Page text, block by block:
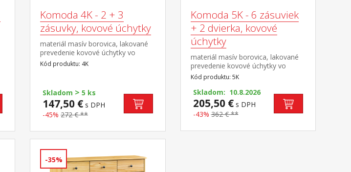
Komoda 4K - 2 + 3
zásuvky, kovové úchytky
materiál masív borovica, lakované
prevedenie kovové úchytky vo
farebnom prevedení černená
mosadz 2 úzke a 3 široké zásuvky s
27,5 cm
Kód produktu: 4K
Skladom > 5 ks
147,50 € s DPH
-45% 272 € **
Komoda 5K - 6 zásuviek
+ 2 dvierka, kovové
úchytky
materiál masív borovica, lakované
prevedenie kovové úchytky vo
farebnom prevedení černená
mosadz 6 zásuviek s kovovými
pojazdmi, skrinka s dvierkami a
variabilnou policou hĺbka zásuvky
27,5 cm
Kód produktu: 5K
Skladom: 10.8.2026
205,50 €s DPH
-43% 362 € **
-35%